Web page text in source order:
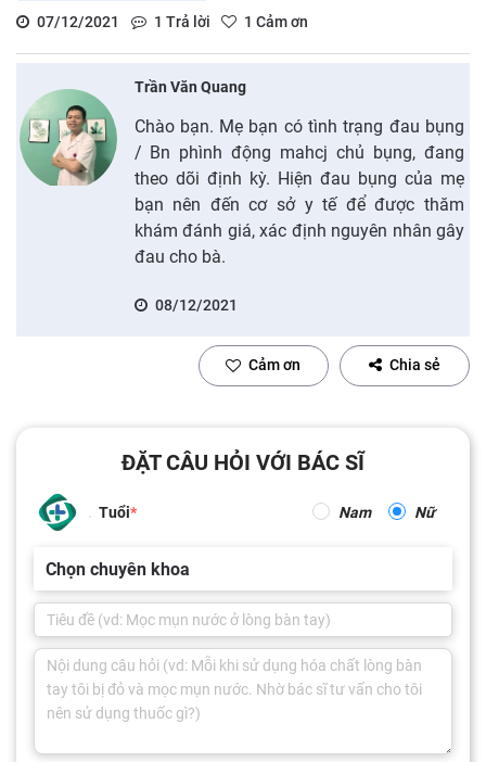
07/12/2021
1 Trả lời 1 Cảm ơn
Trần Văn Quang
Chào bạn. Mẹ bạn có tình trạng đau bụng
/ Bn phình động mahcj chủ bụng, đang
theo dõi định kỳ. Hiện đau bụng của mẹ
bạn nên đến cơ sở y tế để được thăm
khám đánh giá, xác định nguyên nhân gây
đau cho bà.
08/12/2021
Cảm ơn Chia sẻ
ĐẶT CÂU HỎI VỚI BÁC SĨ
Tuổi Nam Nữ
Chọn chuyên khoa